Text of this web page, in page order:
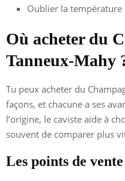
Oublier la température
Où acheter du
Tanneux-Mahy
Tu peux acheter du
façons, et chacune a ses
l’origine, le caviste aide à
souvent de comparer plus
Les points de